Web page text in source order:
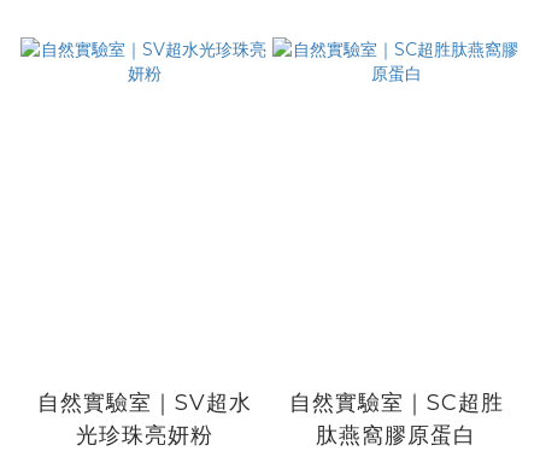
自然實驗室｜SV超水
光珍珠亮妍粉
自然實驗室｜SC超胜
肽燕窩膠原蛋白